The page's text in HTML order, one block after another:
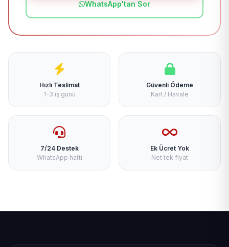
WhatsApp'tan Sor
Hızlı Teslimat
1-3 iş günü
Güvenli Ödeme
Kart / Havale
7/24 Destek
WhatsApp hattı
Ek Ücret Yok
Net tek fiyat